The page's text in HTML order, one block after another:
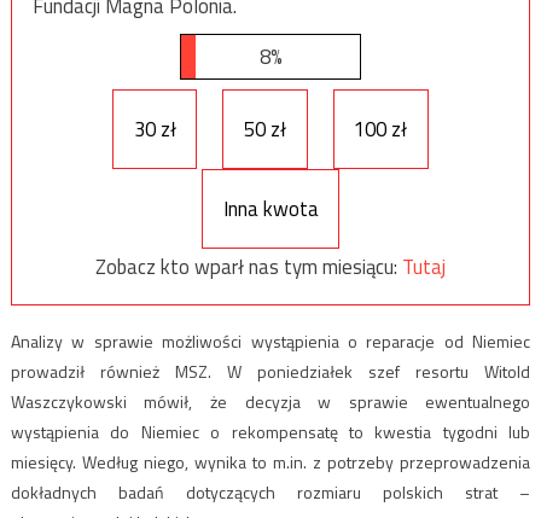
8%
30 zł 50 zł 100 zł
Inna kwota
Zobacz kto wparł nas tym miesiącu: Tutaj
Analizy w sprawie możliwości wystąpienia o reparacje od Niemiec
prowadził również MSZ. W poniedziałek szef resortu Witold
Waszczykowski mówił, że decyzja w sprawie ewentualnego
wystąpienia do Niemiec o rekompensatę to kwestia tygodni lub
miesięcy. Według niego, wynika to m.in. z potrzeby przeprowadzenia
dokładnych badań dotyczących rozmiaru polskich strat –